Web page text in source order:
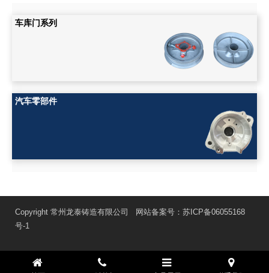
车库门系列
汽车零部件
Copyright 常州龙泰铸造有限公司 网站备案号： 苏ICP备06055168
号-1